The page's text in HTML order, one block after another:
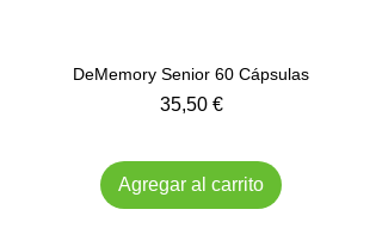
DeMemory Senior 60 Cápsulas
Precio
35,50 €
Agregar al carrito